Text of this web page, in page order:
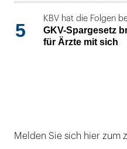
5
KBV hat die Folgen
GKV-Spargesetz
für Ärzte mit sich
Melden Sie sich hier zum